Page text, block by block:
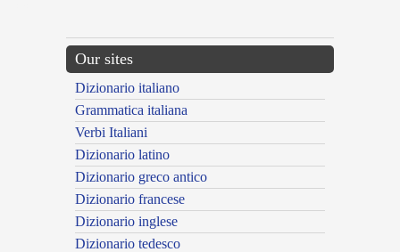
Our sites
Dizionario italiano
Grammatica italiana
Verbi Italiani
Dizionario latino
Dizionario greco antico
Dizionario francese
Dizionario inglese
Dizionario tedesco